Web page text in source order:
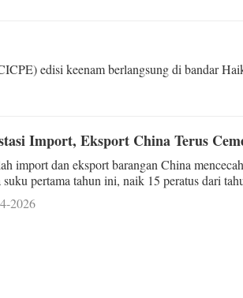
edisi keenam berlangsung di bandar
Import, Eksport China Terus
import dan eksport barangan China
suku pertama tahun ini, naik 15 peratus dari
China (GACC).
2026